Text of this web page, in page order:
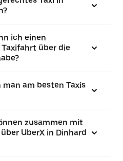
ich einen
über die
am besten Taxis
zusammen mit
UberX in Dinhard